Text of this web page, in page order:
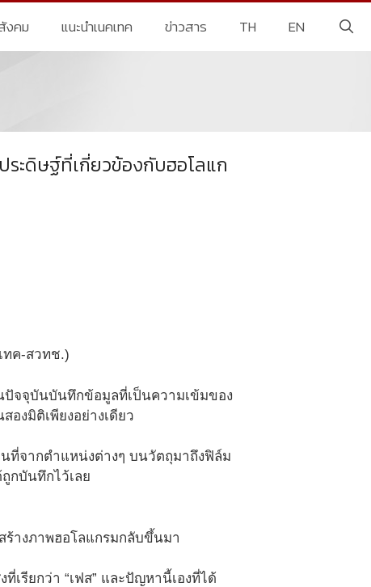
งคม แนะนำเนคเทค ข่าวสาร TH EN
ระดิษฐ์ที่เกี่ยวข้องกับฮอโลแก
ทค-สวทช.)
จจุบันบันทึกข้อมูลที่เป็นความเข้มของ
องมิติเพียงอย่างเดียว
ที่จากตำแหน่งต่างๆ บนวัตถุมาถึงฟิล์ม
กบันทึกไว้เลย
างภาพฮอโลแกรมกลับขึ้นมา
เรียกว่า “เฟส” และปัญหานี้เองที่ได้